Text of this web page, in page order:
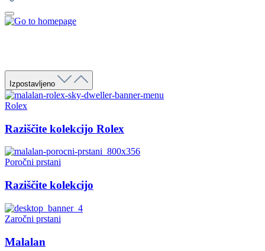
Izpostavljeno
Rolex
Raziščite kolekcijo Rolex
Poročni prstani
Raziščite kolekcijo
Zaročni prstani
Malalan